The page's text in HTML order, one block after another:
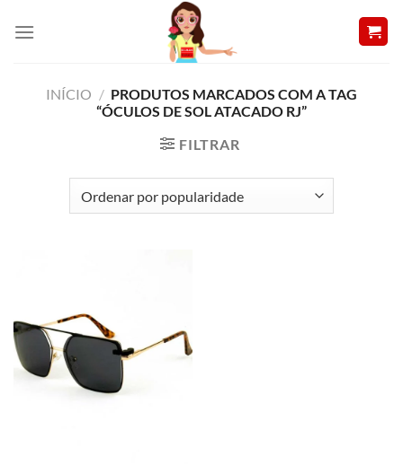
INÍCIO / PRODUTOS MARCADOS COM A TAG
“ÓCULOS DE SOL ATACADO RJ”
FILTRAR